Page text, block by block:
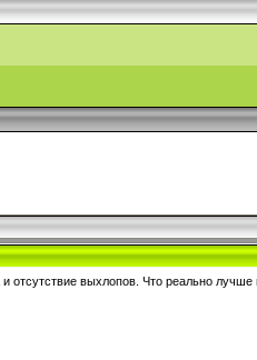
выхлопов. Что реально